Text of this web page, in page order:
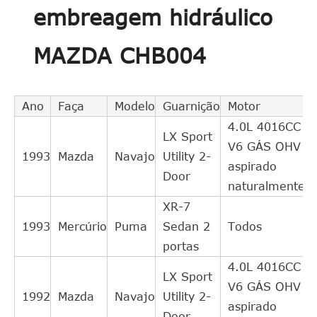
embreagem hidráulico
MAZDA CHB004
Ano Faça Modelo Guarnição Motor
1993 Mazda Navajo
LX Sport
Utility 2-
Door
4.0L 4016CC
V6 GÁS OHV
aspirado
naturalmente
1993 Mercúrio Puma
XR-7
Sedan 2
portas
Todos
1992 Mazda Navajo
LX Sport
Utility 2-
4.0L 4016CC
V6 GÁS OHV
aspirado